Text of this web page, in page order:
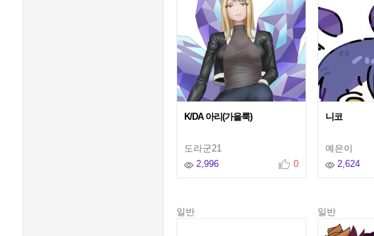
K/DA 아리(가을룩)
도라군21
2,996
0
니코
예은이
2,624
일반 일반